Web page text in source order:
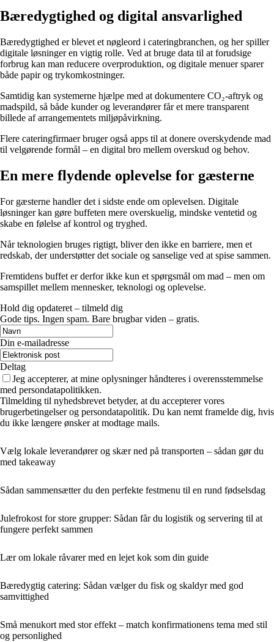
Bæredygtighed og digital ansvarlighed
Bæredygtighed er blevet et nøgleord i cateringbranchen, og her spiller
digitale løsninger en vigtig rolle. Ved at bruge data til at forudsige
forbrug kan man reducere overproduktion, og digitale menuer sparer
både papir og trykomkostninger.
Samtidig kan systemerne hjælpe med at dokumentere CO₂-aftryk og
madspild, så både kunder og leverandører får et mere transparent
billede af arrangementets miljøpåvirkning.
Flere cateringfirmaer bruger også apps til at donere overskydende mad
til velgørende formål – en digital bro mellem overskud og behov.
En mere flydende oplevelse for gæsterne
For gæsterne handler det i sidste ende om oplevelsen. Digitale
løsninger kan gøre buffeten mere overskuelig, mindske ventetid og
skabe en følelse af kontrol og tryghed.
Når teknologien bruges rigtigt, bliver den ikke en barriere, men et
redskab, der understøtter det sociale og sanselige ved at spise sammen.
Fremtidens buffet er derfor ikke kun et spørgsmål om mad – men om
samspillet mellem mennesker, teknologi og oplevelse.
Hold dig opdateret – tilmeld dig
Gode tips. Ingen spam. Bare brugbar viden – gratis.
Din e-mailadresse
Deltag
Jeg accepterer, at mine oplysninger håndteres i overensstemmelse
med persondatapolitikken.
Tilmelding til nyhedsbrevet betyder, at du accepterer vores
brugerbetingelser og persondatapolitik. Du kan nemt framelde dig, hvis
du ikke længere ønsker at modtage mails.
Vælg lokale leverandører og skær ned på transporten – sådan gør du
med takeaway
Sådan sammensætter du den perfekte festmenu til en rund fødselsdag
Julefrokost for store grupper: Sådan får du logistik og servering til at
fungere perfekt sammen
Lær om lokale råvarer med en lejet kok som din guide
Bæredygtig catering: Sådan vælger du fisk og skaldyr med god
samvittighed
Små menukort med stor effekt – match konfirmationens tema med stil
og personlighed